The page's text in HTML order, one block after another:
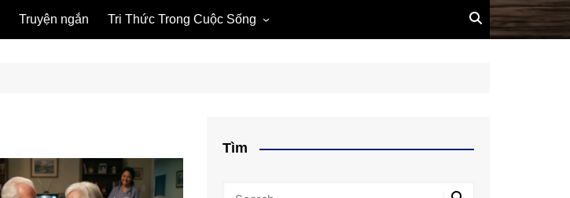
Truyện ngắn Tri Thức Trong Cuộc Sống
Tìm